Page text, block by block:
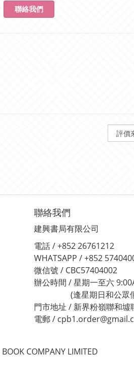
聯絡我們
聯絡我們
建興書局有限公司
電話 / +852 26761212
WHATSAPP / +852
微信號 / CBC57404002
辦公時間 / 星期一至六
(逢星期日和公眾假
門市地址 / 新界粉嶺聯和墟
電郵 /
COMPANY LIMITED